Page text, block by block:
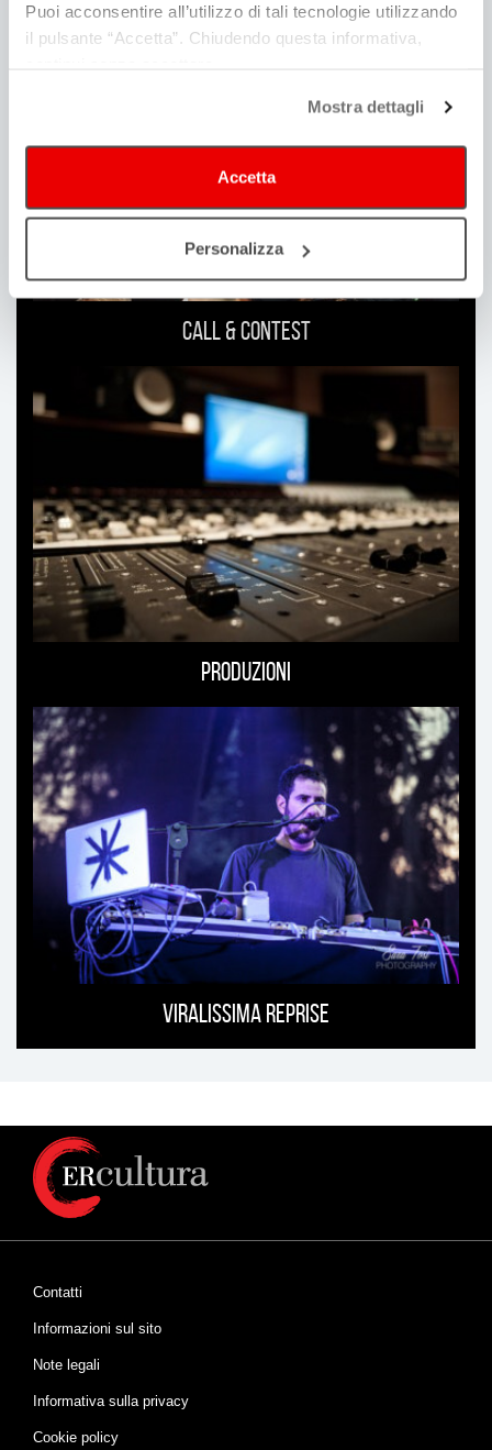
Puoi acconsentire all’utilizzo di tali tecnologie utilizzando
il pulsante “Accetta”. Chiudendo questa informativa,
Mostra dettagli
Accetta
Personalizza
Ti
Call & Contest
Produzioni
Viralissima Reprise
Contatti
Informazioni sul sito
Note legali
Informativa sulla privacy
Cookie policy